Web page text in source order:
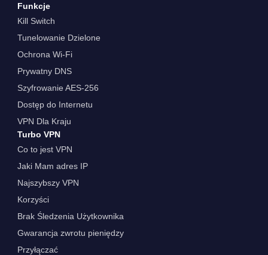
Funkcje
Kill Switch
Tunelowanie Dzielone
Ochrona Wi-Fi
Prywatny DNS
Szyfrowanie AES-256
Dostęp do Internetu
VPN Dla Kraju
Turbo VPN
Co to jest VPN
Jaki Mam adres IP
Najszybszy VPN
Korzyści
Brak Śledzenia Użytkownika
Gwarancja zwrotu pieniędzy
Przyłączać